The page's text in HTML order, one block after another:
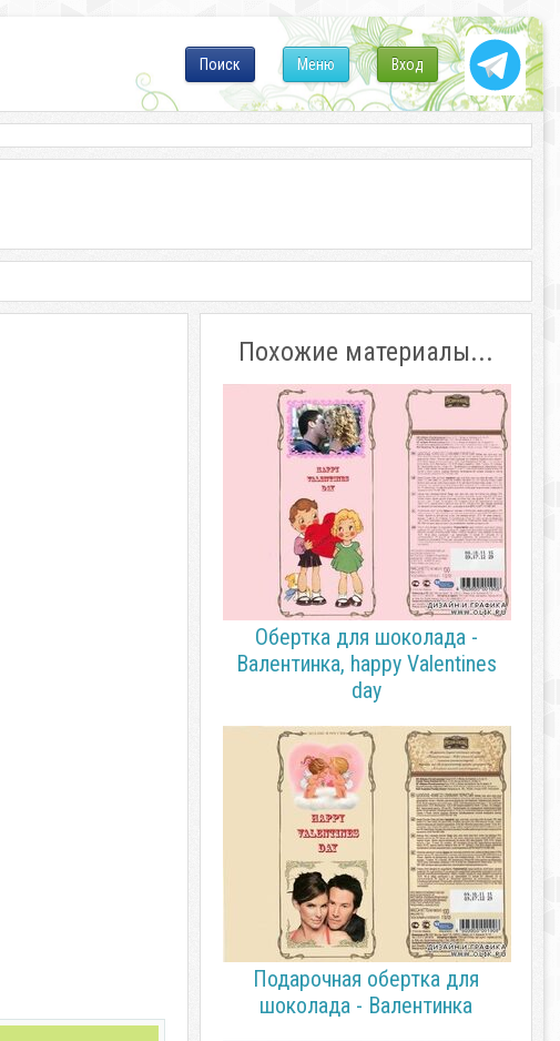
Вход
Меню
Поиск
Похожие материалы...
Обертка для шоколада -
Валентинка, happy Valentines
day
Подарочная обертка для
шоколада - Валентинка